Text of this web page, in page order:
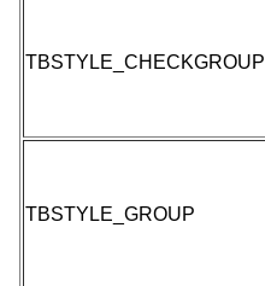
TBSTYLE_CHECKGROUP
TBSTYLE_GROUP